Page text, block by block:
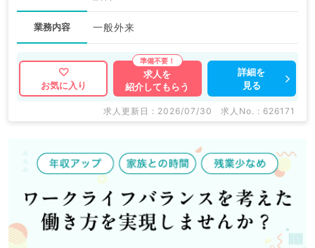
業務内容 一般外来
お気に入り
求人を
紹介してもらう
詳細を
見る
求人更新日 : 2026/07/30 求人No. : 626171